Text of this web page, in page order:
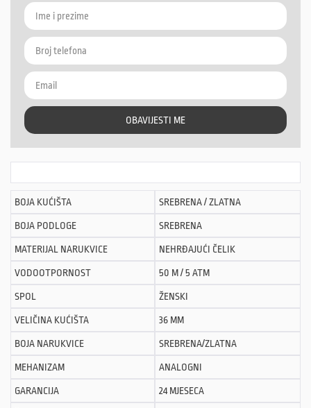
OBAVIJESTI ME
BOJA KUĆIŠTA SREBRENA / ZLATNA
BOJA PODLOGE SREBRENA
MATERIJAL NARUKVICE NEHRĐAJUĆI ČELIK
VODOOTPORNOST 50 M / 5 ATM
SPOL ŽENSKI
VELIČINA KUĆIŠTA 36 MM
BOJA NARUKVICE SREBRENA/ZLATNA
MEHANIZAM ANALOGNI
GARANCIJA 24 MJESECA